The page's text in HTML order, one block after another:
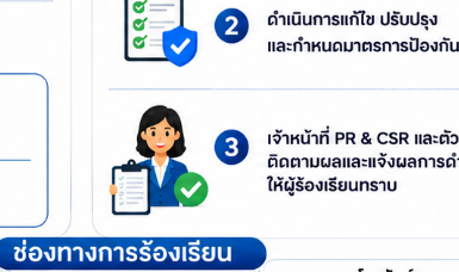
ารฝังกลบขยะ งานคัดแยกรื้อร่อน ง
คน รวมถึงการให้ความรู้เกี่ยวกับอั
กลุ่มพนักงานที่มีความเสี่ยง เมื่อวันที่